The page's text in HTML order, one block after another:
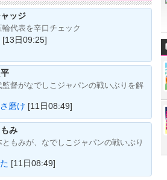
ッジ
代表を辛口チェック
[13日09:25]
督がなでしこジャパンの戦いぶりを解
磨け [11日08:49]
み
ともみが、なでしこジャパンの戦いぶり
[11日08:49]